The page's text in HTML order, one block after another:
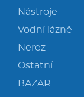
Nástroje
Vodní lázně
Nerez
Ostatní
BAZAR